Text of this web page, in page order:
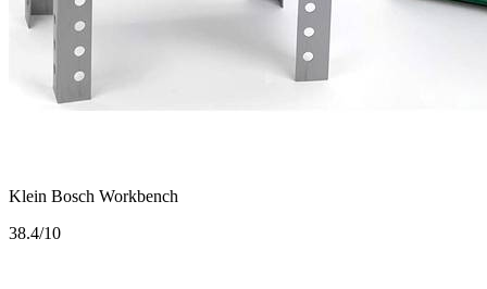
Klein Bosch Workbench
38.4/10